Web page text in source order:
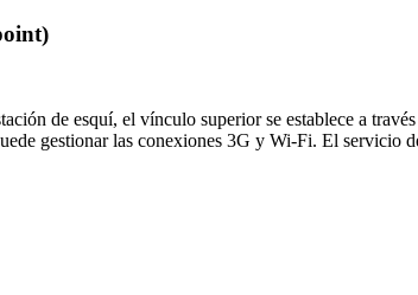
de esquí, el vínculo superior se establece a
gestionar las conexiones 3G y Wi-Fi. El servicio